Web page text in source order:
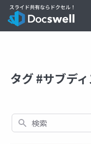
タグ #サブデ
検索